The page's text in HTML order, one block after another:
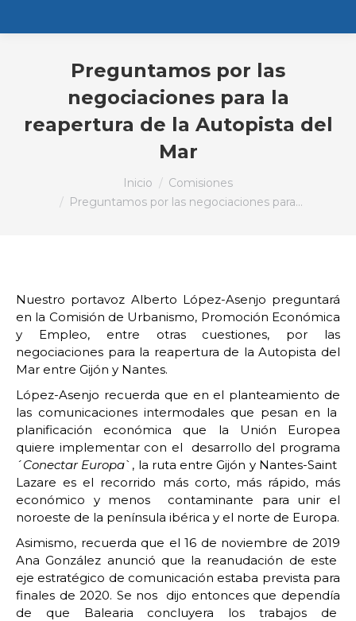
Preguntamos por las
negociaciones para la
reapertura de la Autopista del
Mar
Inicio
Comisiones
Preguntamos por las negociaciones para…
Nuestro portavoz Alberto López-Asenjo preguntará
en la Comisión de Urbanismo, Promoción Económica
y Empleo, entre otras cuestiones, por las
negociaciones para la reapertura de la Autopista del
Mar entre Gijón y Nantes.
López-Asenjo recuerda que en el planteamiento de
las comunicaciones intermodales que pesan en la
planificación económica que la Unión Europea
quiere implementar con el desarrollo del programa
´Conectar Europa`, la ruta entre Gijón y Nantes-Saint
Lazare es el recorrido más corto, más rápido, más
económico y menos contaminante para unir el
noroeste de la península ibérica y el norte de Europa.
Asimismo, recuerda que el 16 de noviembre de 2019
Ana González anunció que la reanudación de este
eje estratégico de comunicación estaba prevista para
finales de 2020. Se nos dijo entonces que dependía
de que Balearia concluyera los trabajos de